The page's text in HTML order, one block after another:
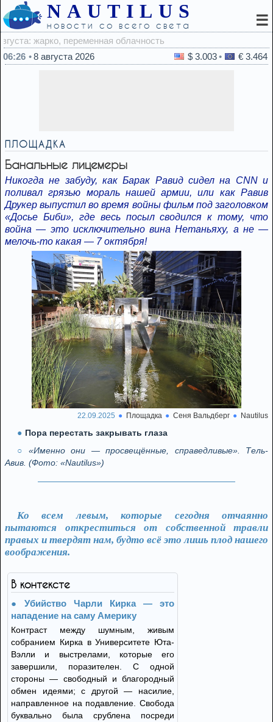
NAUTILUS
новости со всего света ☰
06:26
8 августа 2026 $ 3.003 € 3.464
ПЛОЩАДКА
Банальные лицемеры
Никогда не забуду, как Барак Равид сидел на CNN и
поливал грязью мораль нашей армии, или как Равив
Друкер выпустил во время войны фильм под заголовком
«Досье Биби», где весь посыл сводился к тому, что
война — это исключительно вина Нетаньяху, а не —
мелочь-то какая — 7 октября!
22.09.2025 Площадка Сеня Вальдберг Nautilus
Пора перестать закрывать глаза
«Именно они — просвещённые, справедливые». Тель-
Авив. (Фото: «Nautilus»)
Ко всем левым, которые сегодня отчаянно
пытаются откреститься от собственной травли
правых и твердят нам, будто всё это лишь плод нашего
воображения.
В контексте
Убийство Чарли Кирка — это
нападение на саму Америку
Контраст между шумным, живым
собранием Кирка в Университете Юта-
Вэлли и выстрелами, которые его
завершили, поразителен. С одной
стороны — свободный и благородный
обмен идеями; с другой — насилие,
направленное на подавление. Свобода
буквально была срублена посреди